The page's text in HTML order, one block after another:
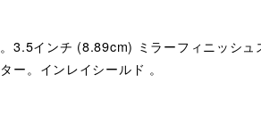
インチ (8.89cm) ミラーフィニッシュ
ー。インレイシールド 。